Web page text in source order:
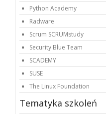
Python Academy
Radware
Scrum SCRUMstudy
Security Blue Team
SCADEMY
SUSE
The Linux Foundation
Tematyka szkoleń